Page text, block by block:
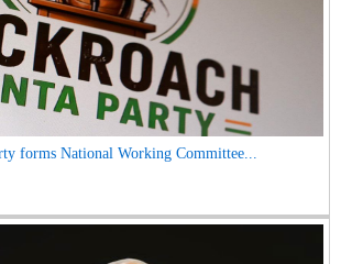
forms National Working Committee...